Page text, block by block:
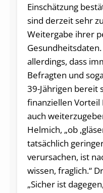
Einschätzung
sind derzeit sehr
Weitergabe ihrer
allerdings, dass
Befragten und
39-Jährigen bereit
finanziellen Vorteil
auch
Helmich, „ob
tatsächlich
verursachen, ist
wissen, fraglich.“
„Sicher ist